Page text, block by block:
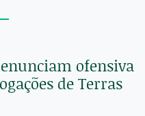
ofensiva
de Terras